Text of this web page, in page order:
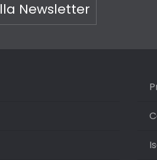
Newsletter